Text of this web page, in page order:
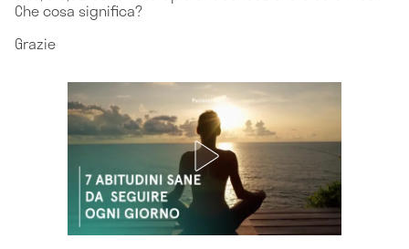
Che cosa significa?
Grazie